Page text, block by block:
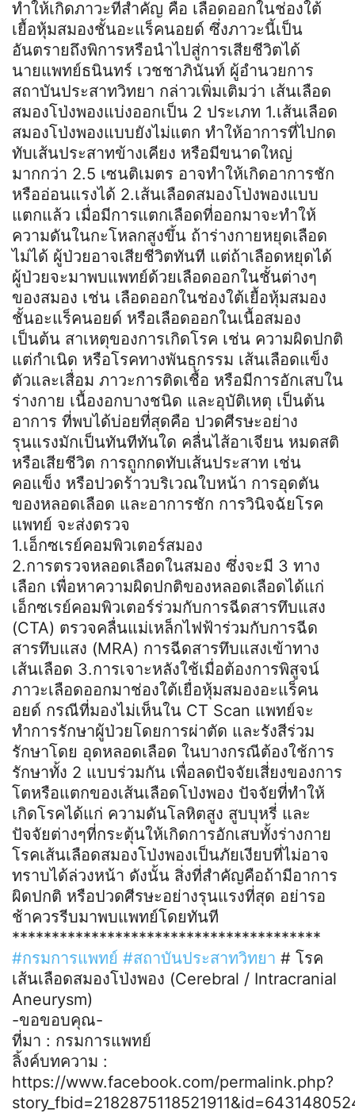
ทำให้เกิดภาวะที่สำคัญ คือ เลือดออกในช่องใต้
เยื้อหุ้มสมองชั้นอะแร็คนอยด์ ซึ่งภาวะนี้เป็น
อันตรายถึงพิการหรือนำไปสู่การเสียชีวิตได้
นายแพทย์ธนินทร์ เวชชาภินันท์ ผู้อำนวยการ
สถาบันประสาทวิทยา กล่าวเพิ่มเติมว่า เส้นเลือด
สมองโป่งพองแบ่งออกเป็น 2 ประเภท 1.เส้นเลือด
สมองโป่งพองแบบยังไม่แตก ทำให้อาการที่ไปกด
ทับเส้นประสาทข้างเคียง หรือมีขนาดใหญ่
มากกว่า 2.5 เซนติเมตร อาจทำให้เกิดอาการชัก
หรืออ่อนแรงได้ 2.เส้นเลือดสมองโป่งพองแบบ
แตกแล้ว เมื่อมีการแตกเลือดที่ออกมาจะทำให้
ความดันในกะโหลกสูงขึ้น ถ้าร่างกายหยุดเลือด
ไม่ได้ ผู้ป่วยอาจเสียชีวิตทันที แต่ถ้าเลือดหยุดได้
ผู้ป่วยจะมาพบแพทย์ด้วยเลือดออกในชั้นต่างๆ
ของสมอง เช่น เลือดออกในช่องใต้เยื้อหุ้มสมอง
ชั้นอะแร็คนอยด์ หรือเลือดออกในเนื้อสมอง
เป็นต้น สาเหตุของการเกิดโรค เช่น ความผิดปกติ
แต่กำเนิด หรือโรคทางพันธุกรรม เส้นเลือดแข็ง
ตัวและเสื่อม ภาวะการติดเชื้อ หรือมีการอักเสบใน
ร่างกาย เนื้องอกบางชนิด และอุบัติเหตุ เป็นต้น
อาการ ที่พบได้บ่อยที่สุดคือ ปวดศีรษะอย่าง
รุนแรงมักเป็นทันทีทันใด คลื่นไส้อาเจียน หมดสติ
หรือเสียชีวิต การถูกกดทับเส้นประสาท เช่น
คอแข็ง หรือปวดร้าวบริเวณใบหน้า การอุดตัน
ของหลอดเลือด และอาการชัก การวินิจฉัยโรค
แพทย์ จะส่งตรวจ
1.เอ็กซเรย์คอมพิวเตอร์สมอง
2.การตรวจหลอดเลือดในสมอง ซึ่งจะมี 3 ทาง
เลือก เพื่อหาความผิดปกติของหลอดเลือดได้แก่
เอ็กซเรย์คอมพิวเตอร์ร่วมกับการฉีดสารทึบแสง
(CTA) ตรวจคลื่นแม่เหล็กไฟฟ้าร่วมกับการฉีด
สารทึบแสง (MRA) การฉีดสารทึบแสงเข้าทาง
เส้นเลือด 3.การเจาะหลังใช้เมื่อต้องการพิสูจน์
ภาวะเลือดออกมาช่องใต้เยื่อหุ้มสมองอะแร็คน
อยด์ กรณีที่มองไม่เห็นใน CT Scan แพทย์จะ
ทำการรักษาผู้ป่วยโดยการผ่าตัด และรังสีร่วม
รักษาโดย อุดหลอดเลือด ในบางกรณีต้องใช้การ
รักษาทั้ง 2 แบบร่วมกัน เพื่อลดปัจจัยเสี่ยงของการ
โตหรือแตกของเส้นเลือดโป่งพอง ปัจจัยที่ทำให้
เกิดโรคได้แก่ ความดันโลหิตสูง สูบบุหรี่ และ
ปัจจัยต่างๆที่กระตุ้นให้เกิดการอักเสบทั้งร่างกาย
โรคเส้นเลือดสมองโป่งพองเป็นภัยเงียบที่ไม่อาจ
ทราบได้ล่วงหน้า ดังนั้น สิ่งที่สำคัญคือถ้ามีอาการ
ผิดปกติ หรือปวดศีรษะอย่างรุนแรงที่สุด อย่ารอ
ช้าควรรีบมาพบแพทย์โดยทันที
***************************************
#กรมการแพทย์ #สถาบันประสาทวิทยา # โรค
เส้นเลือดสมองโป่งพอง (Cerebral / Intracranial
Aneurysm)
-ขอขอบคุณ-
ที่มา : กรมการแพทย์
ลิ้งค์บทความ :
https://www.facebook.com/permalink.php?